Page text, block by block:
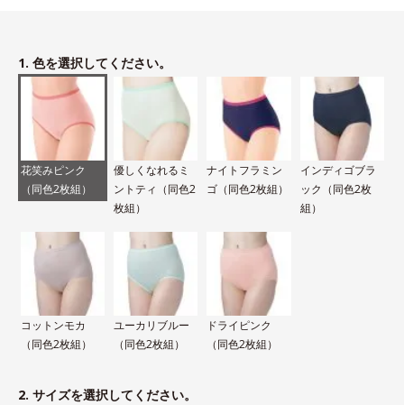
1. 色を選択してください。
花笑みピンク
（同色2枚組）
優しくなれるミ
ントティ（同色2
枚組）
ナイトフラミン
ゴ（同色2枚組）
インディゴブラ
ック（同色2枚
組）
コットンモカ
（同色2枚組）
ユーカリブルー
（同色2枚組）
ドライピンク
（同色2枚組）
2. サイズを選択してください。